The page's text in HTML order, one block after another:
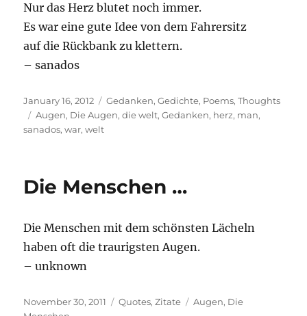
Nur das Herz blutet noch immer.
Es war eine gute Idee von dem Fahrersitz
auf die Rückbank zu klettern.
– sanados
Posted
on
January 16, 2012 Categories
Gedanken,Gedichte, Poems,Thoughts
Tags
Augen, Die Augen,die welt,Gedanken, herz, man,
sanados,war,welt
Die Menschen …
Die Menschen mit dem schönsten Lächeln
haben oft die traurigsten Augen.
– unknown
Posted
November 30, 2011 Categories
Quotes,Zitate Tags
Augen, Die